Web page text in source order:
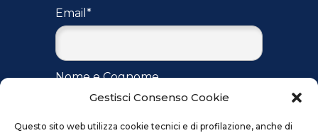
Gestisci Consenso Cookie
Questo sito web utilizza cookie tecnici e di profilazione, anche di
Email*
Nome e Cognome